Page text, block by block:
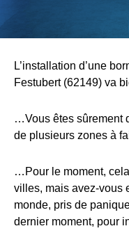
L’installation d’une
Festubert (62149) va
…Vous êtes sûrement
de plusieurs zones à
…Pour le moment,
villes, mais avez-vous
monde, pris de
dernier moment, pour